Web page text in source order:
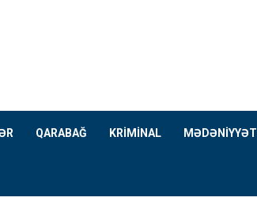
QARABAĞ KRİMİNAL MƏDƏNİYYƏT